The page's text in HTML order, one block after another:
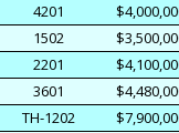
4201
1502
2201
3601
TH-1202